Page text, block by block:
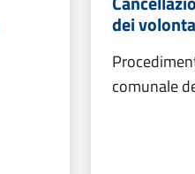
dei
comunale